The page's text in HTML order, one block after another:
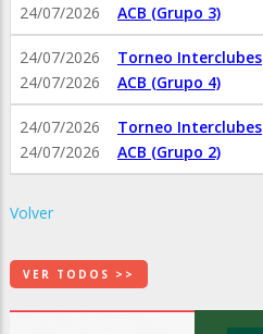
24/07/2026
ACB (Grupo 3)
24/07/2026
24/07/2026
Torneo Interclubes
ACB (Grupo 4)
24/07/2026
24/07/2026
Torneo Interclubes
ACB (Grupo 2)
Volver
VER TODOS >>